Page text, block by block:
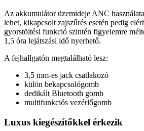
Az akkumulátor üzemideje ANC
lehet, kikapcsolt zajszűrés esetén pedig
gyorstöltési funkció szintén figyelemre
1,5 óra lejátszási idő nyerhető.
A fejhallgatón megtalálható lesz:
3,5 mm-es jack csatlakozó
külön bekapcsológomb
dedikált Bluetooth gomb
multifunkciós vezérlőgomb
Luxus kiegészítőkkel érkezik